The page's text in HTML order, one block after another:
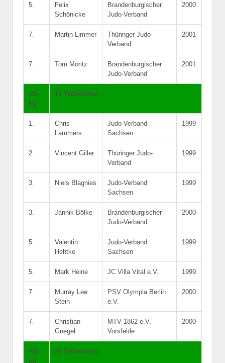
5.
Felix
Schönicke
Brandenburgischer
Judo-Verband
2000
7. Martin Limmer
Thüringer Judo-
Verband
2001
7. Tom Moritz
Brandenburgischer
Judo-Verband
2001
-55
kg
17 Teilnehmer
1.
Chris
Lammers
Judo-Verband
Sachsen
1999
2. Vincent Giller
Thüringer Judo-
Verband
1999
3. Niels Blagnies
Judo-Verband
Sachsen
1999
3. Jannik Bölke
Brandenburgischer
Judo-Verband
2000
5.
Valentin
Hehtke
Judo-Verband
Sachsen
1999
5. Mark Heine JC Villa Vital e.V. 1999
7.
Murray Lee
Stein
PSV Olympia Berlin
e.V.
2000
7.
Christian
Gnegel
MTV 1862 e.V.
Vorsfelde
2000
-60
kg
20 Teilnehmer